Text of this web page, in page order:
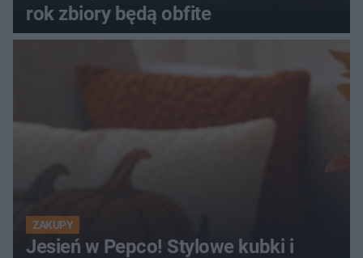
rok zbiory będą obfite
ZAKUPY
Jesień w Pepco! Stylowe kubki i